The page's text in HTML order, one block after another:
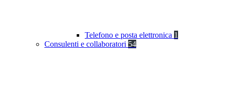
Telefono e posta elettronica 1
Consulenti e collaboratori 54